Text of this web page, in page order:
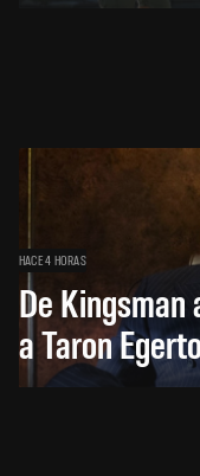
HACE 4 HORAS
De
a Taron